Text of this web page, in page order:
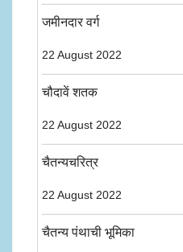
जमीनदार वर्ग
22 August 2022
चौदावें शतक
22 August 2022
चैतन्यचरित्र
22 August 2022
चैतन्य पंथाची भूमिका